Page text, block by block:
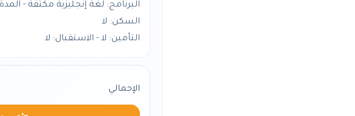
البرنامج: لغة إنجليزية مكثفة - المدة: 12
السكن: لا
التأمين: لا - الاستقبال: لا
الإجمالي